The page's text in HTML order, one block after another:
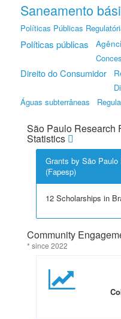
Saneamento
Políticas Públicas
Políticas públicas
Direito do Consumidor
Águas subterrâneas
São Paulo Research
Statistics
Grants by São Paulo
(Fapesp)
12 Scholarships in
Community
* since 2022